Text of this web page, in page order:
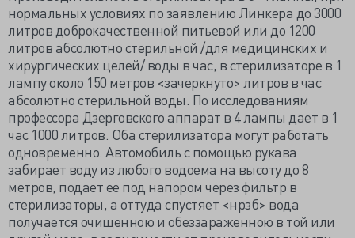
нормальных условиях по заявлению Линкера до 3000
литров доброкачественной питьевой или до 1200
литров абсолютно стерильной /для медицинских и
хирургических целей/ воды в час, в стерилизаторе в 1
лампу около 150 метров <зачеркнуто> литров в час
абсолютно стерильной воды. По исследованиям
профессора Дзерговского аппарат в 4 лампы дает в 1
час 1000 литров. Оба стерилизатора могут работать
одновременно. Автомобиль с помощью рукава
забирает воду из любого водоема на высоту до 8
метров, подает ее под напором через фильтр в
стерилизаторы, а оттуда спустяет <нрзб> вода
получается очищенною и обеззараженною в той или